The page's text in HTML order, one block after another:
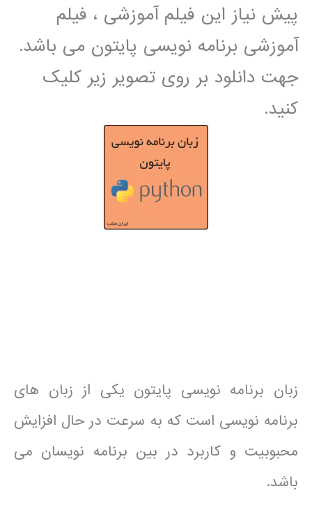
پیش نیاز این فیلم آموزشی ، فیلم
آموزشی برنامه نویسی پایتون می باشد.
جهت دانلود بر روی تصویر زیر کلیک
کنید.
زبان برنامه نویسی پایتون یکی از زبان های
برنامه نویسی است که به سرعت در حال افزایش
محبوبیت و کاربرد در بین برنامه نویسان می
باشد.